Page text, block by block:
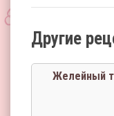
Другие
Желейный